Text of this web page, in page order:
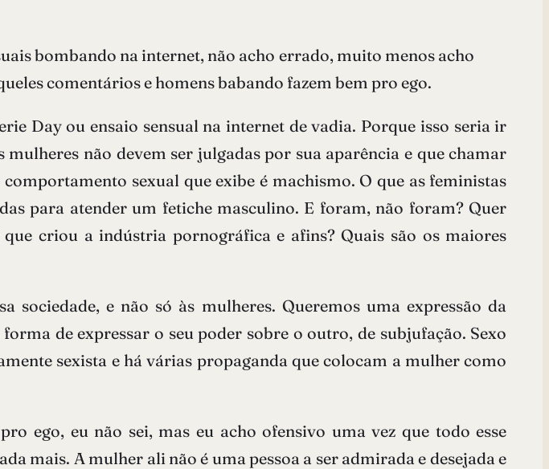
bombando na internet, não acho errado, muito menos acho
comentários e homens babando fazem bem pro ego.
Day ou ensaio sensual na internet de vadia. Porque isso seria ir
não devem ser julgadas por sua aparência e que chamar
sexual que exibe é machismo. O que as feministas
para atender um fetiche masculino. E foram, não foram? Quer
criou a indústria pornográfica e afins? Quais são os maiores
e não só às mulheres. Queremos uma expressão da
de expressar o seu poder sobre o outro, de subjufação. Sexo
sexista e há várias propaganda que colocam a mulher como
ego, eu não sei, mas eu acho ofensivo uma vez que todo esse
mais. A mulher ali não é uma pessoa a ser admirada e desejada e